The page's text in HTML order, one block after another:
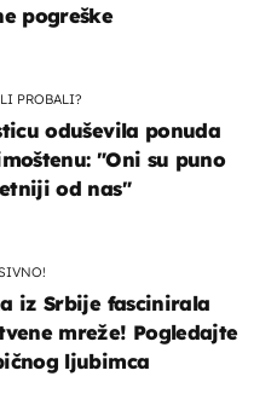
pogreške
PROBALI?
oduševila ponuda
"Oni su puno
od nas"
iz Srbije fascinirala
mreže! Pogledajte
ljubimca